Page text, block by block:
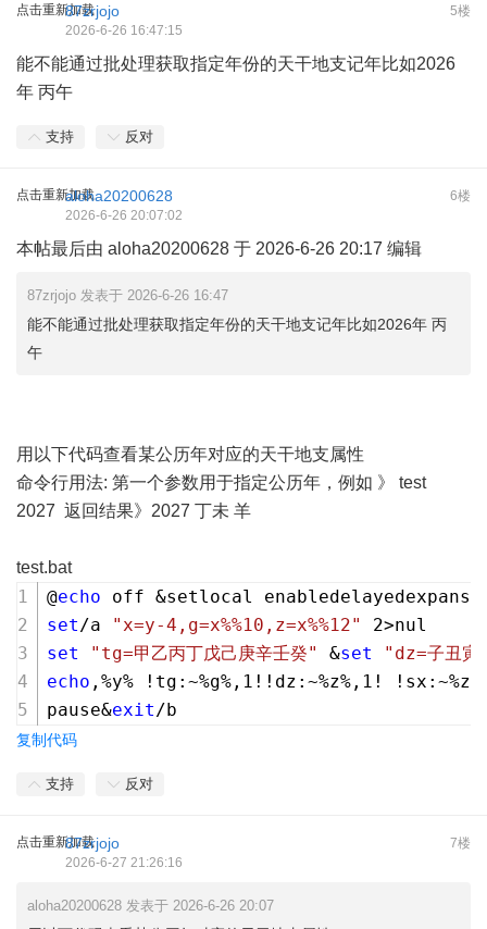
点击重新加载 5楼
87zrjojo
2026-6-26 16:47:15
能不能通过批处理获取指定年份的天干地支记年比如2026
年 丙午
支持 反对
点击重新加载 6楼
aloha20200628
2026-6-26 20:07:02
本帖最后由 aloha20200628 于 2026-6-26 20:17 编辑
87zrjojo 发表于 2026-6-26 16:47
能不能通过批处理获取指定年份的天干地支记年比如2026年 丙
午
用以下代码查看某公历年对应的天干地支属性
命令行用法: 第一个参数用于指定公历年，例如 》 test
2027 返回结果》2027 丁未 羊
test.bat
@echo off &setlocal
set/a "x=y-4,g=x%%10,z=x%%12"
2>nul
set
"tg=甲乙丙丁戊己庚辛壬癸" &set
"dz=子丑寅
echo ,%y% !tg:~%g%,1!!dz:~%z%,1!
pause&exit/b
复制代码
支持 反对
点击重新加载 7楼
87zrjojo
2026-6-27 21:26:16
aloha20200628 发表于 2026-6-26 20:07